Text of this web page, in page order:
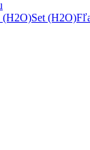
(H2O)Set (H2O)